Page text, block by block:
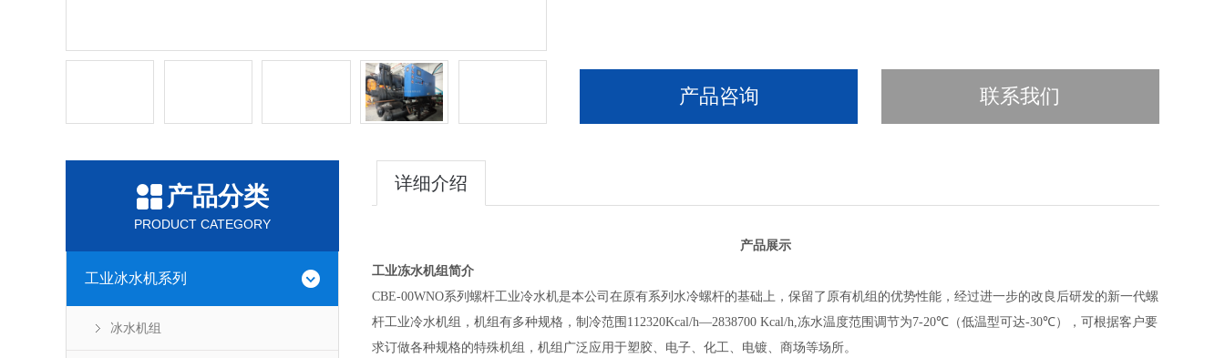
产品咨询 联系我们
产品分类
PRODUCT CATEGORY
工业冰水机系列
冰水机组
详细介绍
产品展示
工业冻水机组 简介
CBE-00WNO系列螺杆工业冷水机是本公司在原有系列水冷螺杆的基础上，保留了原有机组的优势性能，经过进一步的改良后研发的新一代螺
杆工业冷水机组，机组有多种规格，制冷范围 112320Kcal/h—2838700 Kcal/h,冻水温度范围调节为7-20℃ （低温型可达-30℃）
，可根据客户要
求订做各种规格的特殊机组，机组广泛应用于塑胶、电子、化工、电镀、商场等场所。